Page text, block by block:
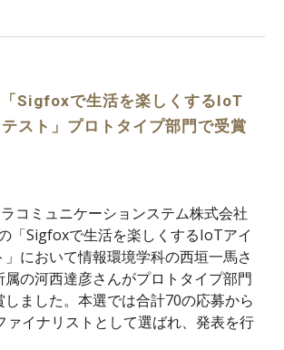
Sigfoxで生活を楽しくするIoT
スト」プロトタイプ部門で受賞
コミュニケーションステム株式会社
の「Sigfoxで生活を楽しくするIoTアイ
において情報環境学科の西垣一馬さ
属の河西達彦さんがプロトタイプ部門
しました。本選では合計70の応募から
ァイナリストとして選ばれ、発表を行